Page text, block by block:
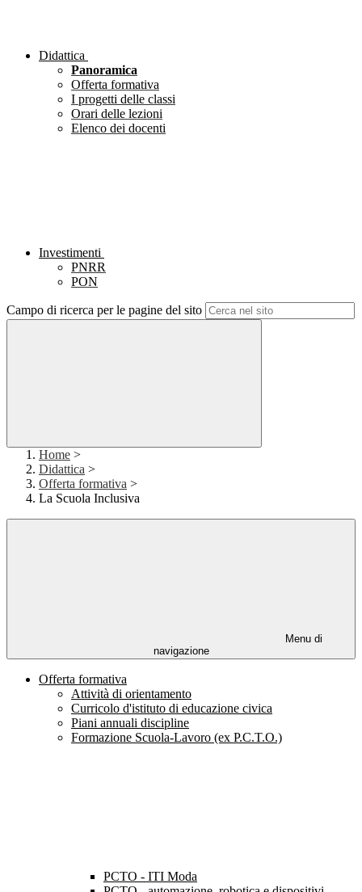
Didattica
Panoramica
Offerta formativa
I progetti delle classi
Orari delle lezioni
Elenco dei docenti
Investimenti
PNRR
PON
Campo di ricerca per le pagine del sito
Home >
Didattica >
Offerta formativa >
La Scuola Inclusiva
Menu di
navigazione
Offerta formativa
Attività di orientamento
Curricolo d'istituto di educazione civica
Piani annuali discipline
Formazione Scuola-Lavoro (ex P.C.T.O.)
PCTO - ITI Moda